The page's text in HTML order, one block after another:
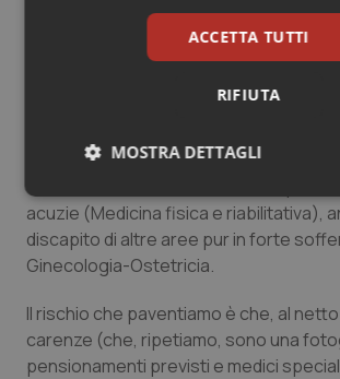
socio-epidemiologiche del SSN, e di
con imperdonabile ritardo, a limitare i
solo nelle aree a maggiore carenza ma
dell’invecchiamento (Neurologia,
della domanda di riabilitazione e qualità
acuzie (Medicina fisica e riabilitativa),
discapito di altre aree pur in forte
Ginecologia-Ostetricia.
Il rischio che paventiamo è che, al
carenze (che, ripetiamo, sono una
pensionamenti previsti e medici
ACCETTA TUTTI
RIFIUTA
MOSTRA DETTAGLI
Necessari Statistici
Necessari Statistici